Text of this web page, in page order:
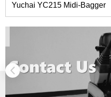
Yuchai YC215 Midi-Bagger